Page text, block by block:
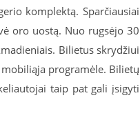
komplektą. Sparčiausiai
oro uostą. Nuo rugsėjo 30
Bilietus skrydžiui
programėle. Bilietų
taip pat gali įsigyti